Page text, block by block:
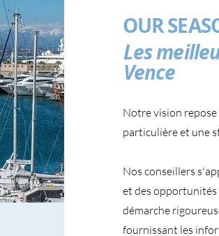
OUR
Les
Vence
Notre vision
particulière et une
Nos conseillers
et des
démarche
fournissant les